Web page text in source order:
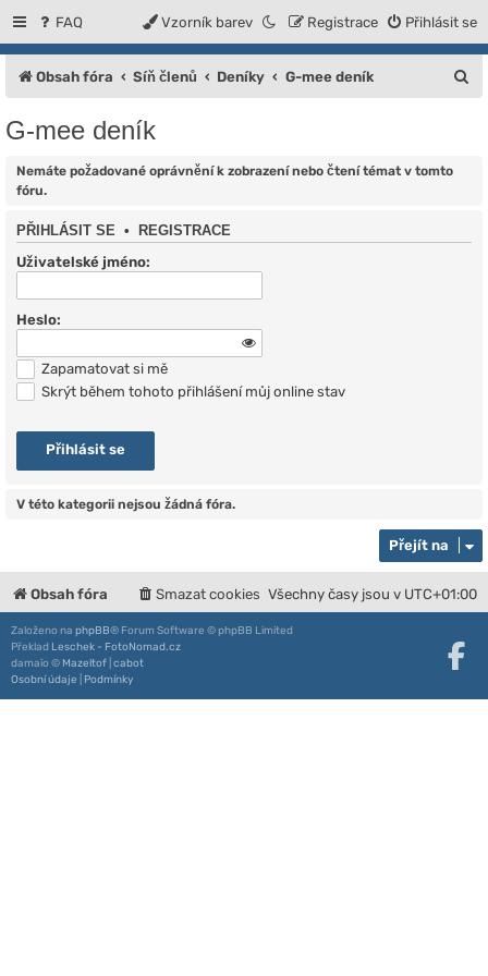
FAQ Přihlásit se
Registrace
Vzorník barev
Obsah fóra Síň členů Deníky G-mee deník
G-mee deník
Nemáte požadované oprávnění k zobrazení nebo čtení témat v tomto
fóru.
PŘIHLÁSIT SE • REGISTRACE
Uživatelské jméno:
Heslo:
Zapamatovat si mě
Skrýt během tohoto přihlášení můj online stav
V této kategorii nejsou žádná fóra.
Přejít na
Obsah fóra Všechny časy jsou v UTC+01:00
Smazat cookies
Založeno na phpBB® Forum Software © phpBB Limited
Překlad Leschek - FotoNomad.cz
damaïo © Mazeltof cabot
Osobní údaje
Podmínky